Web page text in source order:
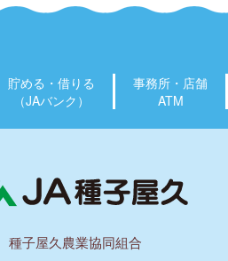
貯める・借りる
（JAバンク）
事務所・店舗
ATM
種子屋久農業協同組合